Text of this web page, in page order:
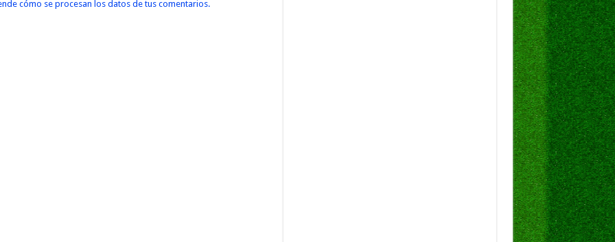
cómo se procesan los datos de tus comentarios.